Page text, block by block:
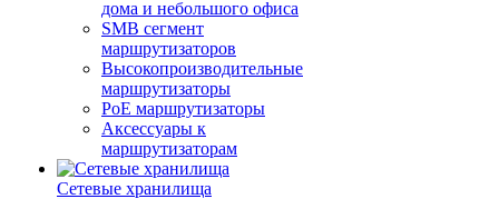
дома и небольшого офиса
SMB сегмент
маршрутизаторов
Высокопроизводительные
маршрутизаторы
PoE маршрутизаторы
Аксессуары к
маршрутизаторам
Сетевые хранилища